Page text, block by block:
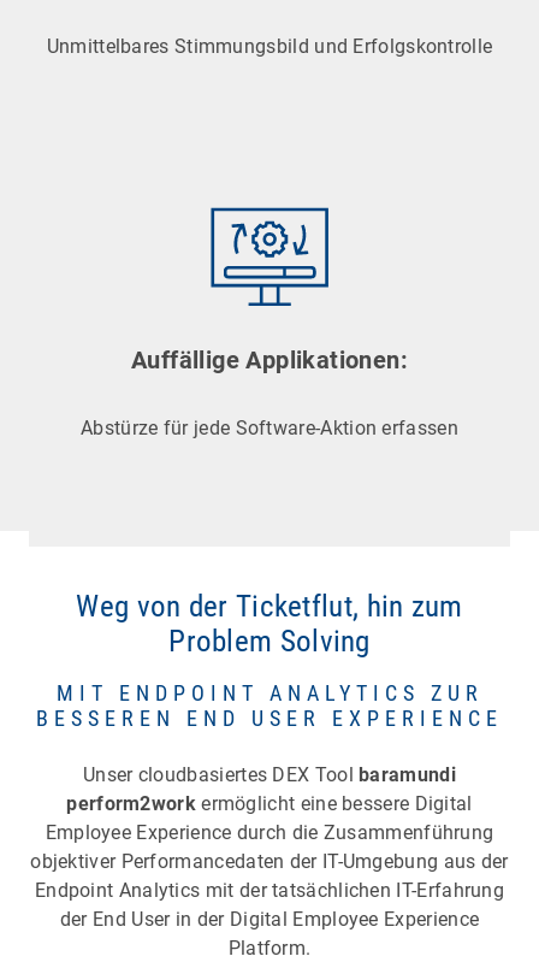
Unmittelbares Stimmungsbild und Erfolgskontrolle
Auffällige Applikationen:
Abstürze für jede Software-Aktion erfassen
Weg von der Ticketflut, hin zum
Problem Solving
MIT ENDPOINT ANALYTICS ZUR
BESSEREN END USER EXPERIENCE
Unser cloudbasiertes DEX Tool
baramundi
perform2workermöglicht eine bessere Digital
Employee Experience durch die Zusammenführung
objektiver Performancedaten der IT-Umgebung aus der
Endpoint Analytics mit der tatsächlichen IT-Erfahrung
der End User in der Digital Employee Experience
Platform.